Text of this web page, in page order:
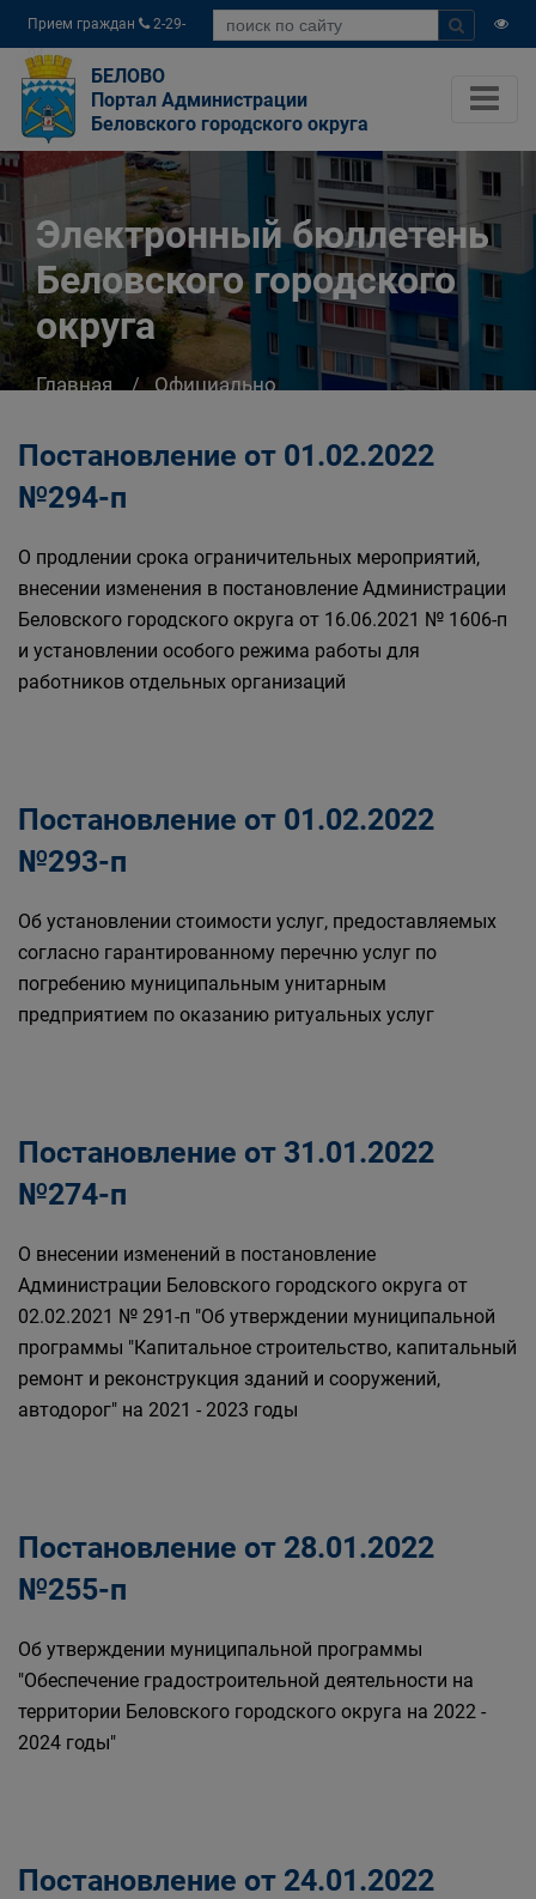
Прием граждан
2-29-
04
БЕЛОВО
Портал Администрации
Беловского городского округа
Электронный бюллетень
Беловского городского
округа
Главная
Официально
Постановление от 01.02.2022
№294-п
О продлении срока ограничительных мероприятий,
внесении изменения в постановление Администрации
Беловского городского округа от 16.06.2021 № 1606-п
и установлении особого режима работы для
работников отдельных организаций
Постановление от 01.02.2022
№293-п
Об установлении стоимости услуг, предоставляемых
согласно гарантированному перечню услуг по
погребению муниципальным унитарным
предприятием по оказанию ритуальных услуг
Постановление от 31.01.2022
№274-п
О внесении изменений в постановление
Администрации Беловского городского округа от
02.02.2021 № 291-п "Об утверждении муниципальной
программы "Капитальное строительство, капитальный
ремонт и реконструкция зданий и сооружений,
автодорог" на 2021 - 2023 годы
Постановление от 28.01.2022
№255-п
Об утверждении муниципальной программы
"Обеспечение градостроительной деятельности на
территории Беловского городского округа на 2022 -
2024 годы"
Постановление от 24.01.2022